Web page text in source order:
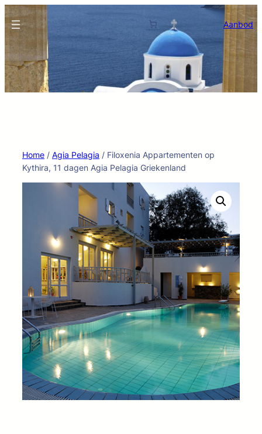
Ga
naar
de
inhoud
Aanbod
Home / Agia Pelagia / Filoxenia Appartementen op
Kythira, 11 dagen Agia Pelagia Griekenland